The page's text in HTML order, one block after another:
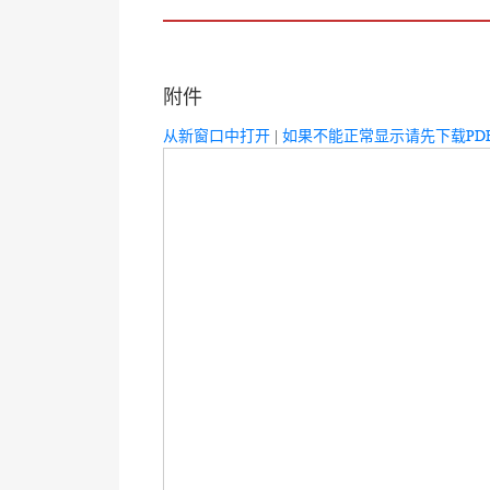
附件
从新窗口中打开 | 如果不能正常显示请先下载